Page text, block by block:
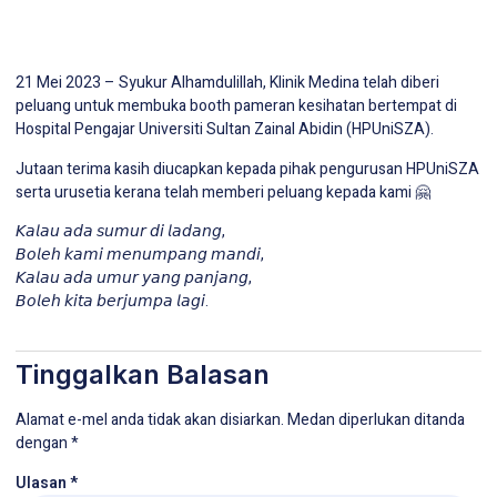
21 Mei 2023 – Syukur Alhamdulillah, Klinik Medina telah diberi
peluang untuk membuka booth pameran kesihatan bertempat di
Hospital Pengajar Universiti Sultan Zainal Abidin (HPUniSZA).
Jutaan terima kasih diucapkan kepada pihak pengurusan HPUniSZA
serta urusetia kerana telah memberi peluang kepada kami 🤗
𝘒𝘢𝘭𝘢𝘶 𝘢𝘥𝘢 𝘴𝘶𝘮𝘶𝘳 𝘥𝘪 𝘭𝘢𝘥𝘢𝘯𝘨,
𝘉𝘰𝘭𝘦𝘩 𝘬𝘢𝘮𝘪 𝘮𝘦𝘯𝘶𝘮𝘱𝘢𝘯𝘨 𝘮𝘢𝘯𝘥𝘪,
𝘒𝘢𝘭𝘢𝘶 𝘢𝘥𝘢 𝘶𝘮𝘶𝘳 𝘺𝘢𝘯𝘨 𝘱𝘢𝘯𝘫𝘢𝘯𝘨,
𝘉𝘰𝘭𝘦𝘩 𝘬𝘪𝘵𝘢 𝘣𝘦𝘳𝘫𝘶𝘮𝘱𝘢 𝘭𝘢𝘨𝘪.
Tinggalkan Balasan
Alamat e-mel anda tidak akan disiarkan.Medan diperlukan ditanda
dengan*
Ulasan*